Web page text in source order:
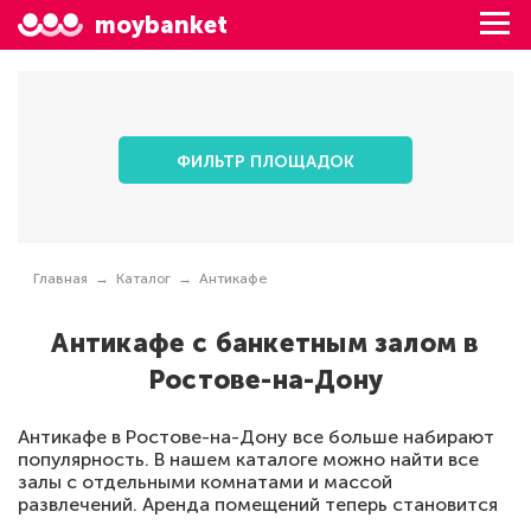
moybanket
ФИЛЬТР ПЛОЩАДОК
Главная Каталог Антикафе
Антикафе с банкетным залом в
Ростове-на-Дону
Антикафе в Ростове-на-Дону все больше набирают
популярность. В нашем каталоге можно найти все
залы с отдельными комнатами и массой
развлечений. Аренда помещений теперь становится